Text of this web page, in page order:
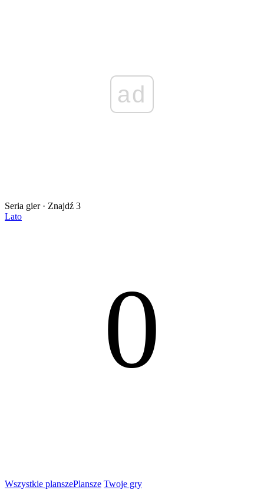
ad
Seria gier · Znajdź 3
Lato
0
Wszystkie planszePlansze Twoje gry